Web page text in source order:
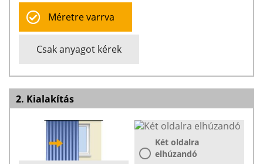
Méretre varrva
Csak anyagot kérek
2. Kialakítás
Két oldalra
elhúzandó